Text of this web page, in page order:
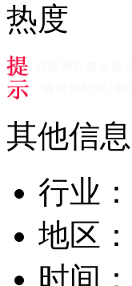
热度
其他信息
行业：
地区：
时间：